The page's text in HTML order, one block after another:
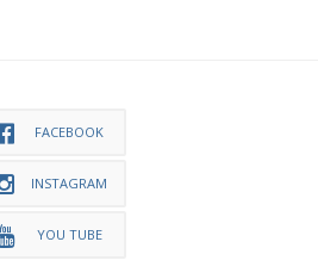
FACEBOOK
INSTAGRAM
YOU TUBE